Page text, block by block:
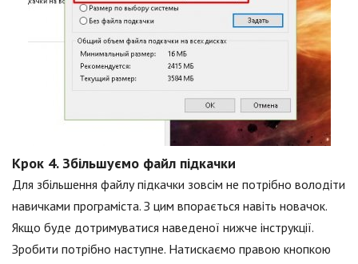
Крок 4. Збільшуємо файл підкачки
Для збільшення файлу підкачки зовсім не потрібно володіти
навичками програміста. З цим впорається навіть новачок.
Якщо буде дотримуватися наведеної нижче інструкції.
Зробити потрібно наступне. Натискаємо правою кнопкою